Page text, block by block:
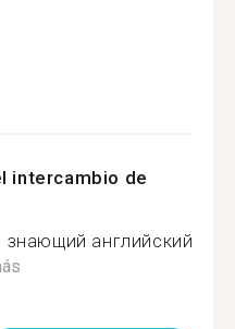
intercambio de
английский